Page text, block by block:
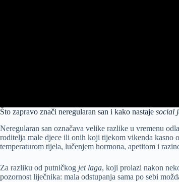
Što zapravo znači neregularan san i kako nastaje social
Neregularan san označava velike razlike u vremenu
roditelja male djece ili onih koji tijekom vikenda kasno
temperaturom tijela, lučenjem hormona, apetitom i
Za razliku od putničkog jet laga, koji prolazi nakon
pozornost liječnika: mala odstupanja sama po sebi